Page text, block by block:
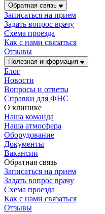
Обратная связь
Записаться на прием
Задать вопрос врачу
Схема проезда
Как с нами связаться
Отзывы
Полезная информация
Блог
Новости
Вопросы и ответы
Справки для ФНС
О клинике
Наша команда
Наша атмосфера
Оборудование
Документы
Вакансии
Обратная связь
Записаться на прием
Задать вопрос врачу
Схема проезда
Как с нами связаться
Отзывы